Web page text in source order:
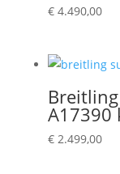
€4.490,00
A17390
€2.499,00